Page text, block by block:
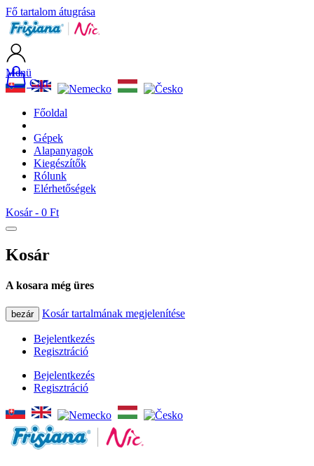
Fő tartalom átugrása
Cart
Menü
Főoldal
Gépek
Alapanyagok
Kiegészítők
Rólunk
Elérhetőségek
Kosár - 0 Ft
Kosár
A kosara még üres
bezár Kosár tartalmának megjelenítése
Bejelentkezés
Regisztráció
Bejelentkezés
Regisztráció